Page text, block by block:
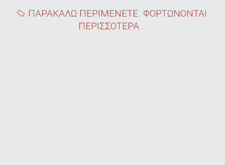
ΠΑΡΑΚΑΛΩ ΠΕΡΙΜΕΝΕΤΕ. ΦΟΡΤΩΝΟΝΤΑΙ
ΠΕΡΙΣΣΟΤΕΡΑ...